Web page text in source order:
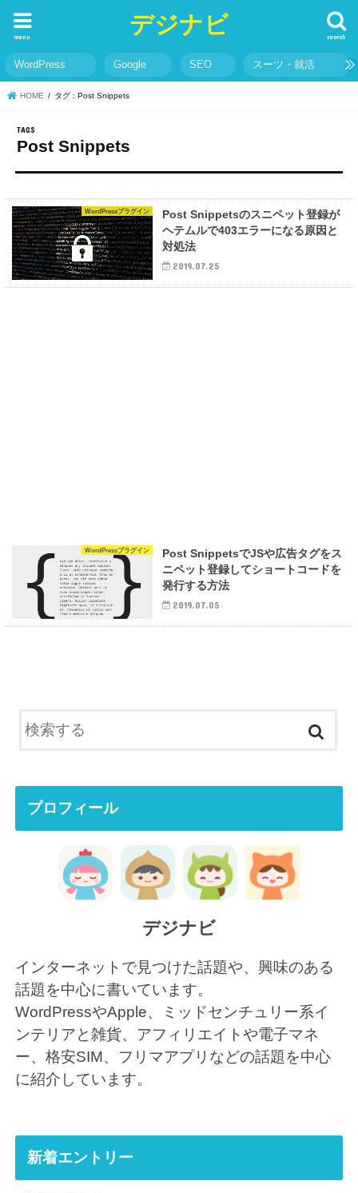
デジナビ search
menu
WordPress Google SEO スーツ・就活
HOME タグ : Post Snippets
Post Snippets
WordPressプラグイン
Post Snippetsのスニペット登録が
ヘテムルで403エラーになる原因と
対処法
2019.07.25
WordPressプラグイン
Post SnippetsでJSや広告タグをス
ニペット登録してショートコードを
発行する方法
2019.07.05
プロフィール
デジナビ
インターネットで見つけた話題や、興味のある
話題を中心に書いています。
WordPressやApple、ミッドセンチュリー系イ
ンテリアと雑貨、アフィリエイトや電子マネ
ー、格安SIM、フリマアプリなどの話題を中心
に紹介しています。
新着エントリー